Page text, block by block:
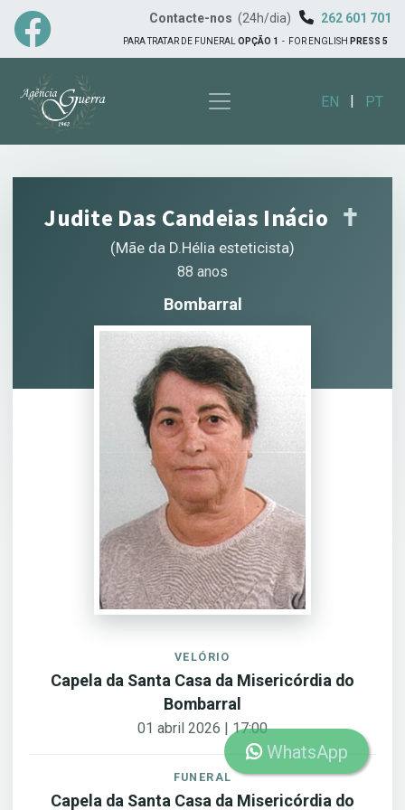
Contacte-nos (24h/dia) 262 601 701
PARA TRATAR DE FUNERAL OPÇÃO 1 - FOR ENGLISH PRESS 5
EN | PT
Judite Das Candeias Inácio ✝︎
(Mãe da D.Hélia esteticista)
88 anos
Bombarral
VELÓRIO
Capela da Santa Casa da Misericórdia do
Bombarral
01 abril 2026 | 17:00
FUNERAL
Capela da Santa Casa da Misericórdia do
WhatsApp